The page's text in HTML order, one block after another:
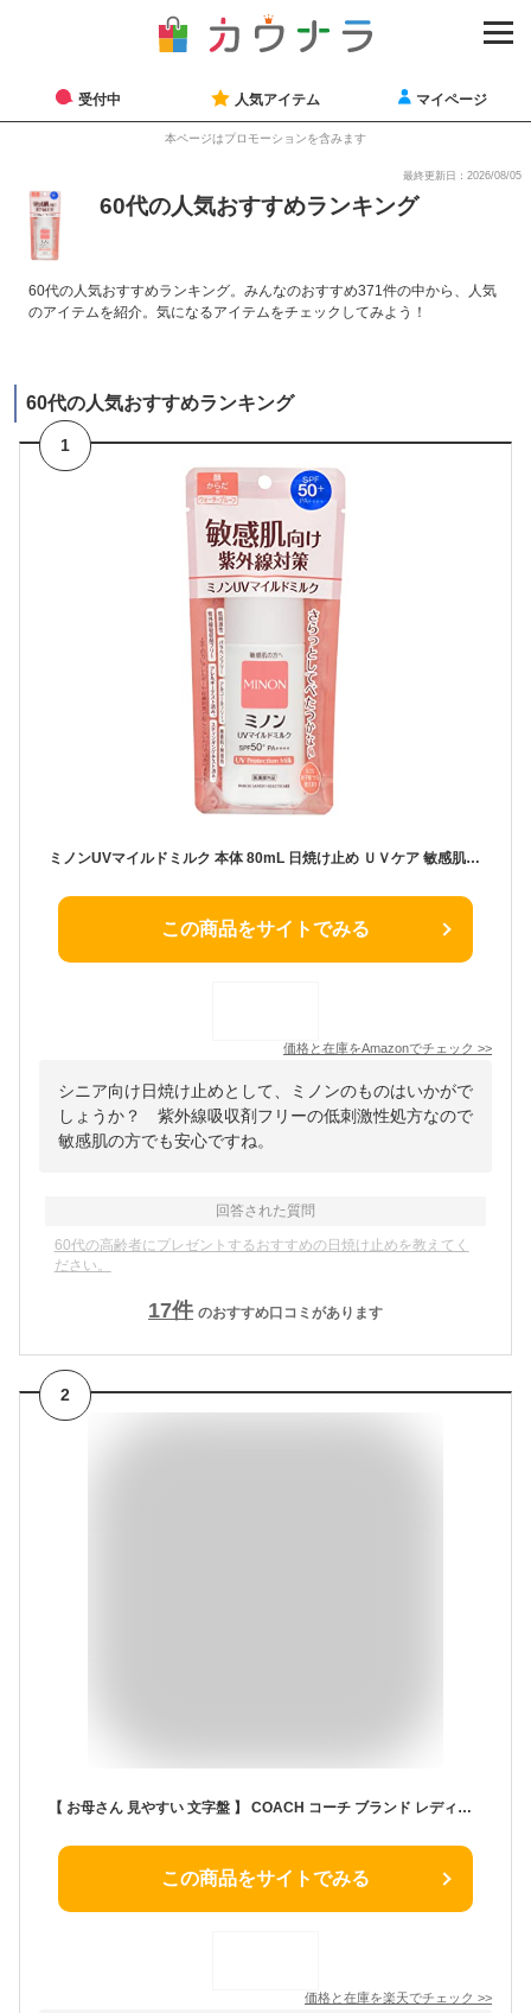
受付中 人気アイテム マイページ
本ページはプロモーションを含みます
最終更新日：2026/08/05
60代の人気おすすめランキング
60代の人気おすすめランキング。みんなのおすすめ371件の中から、人気
のアイテムを紹介。気になるアイテムをチェックしてみよう！
60代の人気おすすめランキング
1
ミノンUVマイルドミルク 本体 80mL 日焼け止め ＵＶケア 敏感肌 肌あれ防止 SPF50+ PA++++ 紫外線吸収剤フリー 低刺激性 お子さまと一緒に 【医薬部外品】
この商品をサイトでみる
価格と在庫をAmazonでチェック >>
シニア向け日焼け止めとして、ミノンのものはいかがで
しょうか？ 紫外線吸収剤フリーの低刺激性処方なので
敏感肌の方でも安心ですね。
回答された質問
60代の高齢者にプレゼントするおすすめの日焼け止めを教えてく
ださい。
17件 のおすすめ口コミがあります
2
【 お母さん 見やすい 文字盤 】 COACH コーチ ブランド レディース レディス レディース腕時計 アナログ シンプル おしゃれ かわいい 革 革ベルト レザー レザーベルト 女性 女子 大人 可愛い 大人可愛い 妻 奥さん 嫁 さん 母 母親 母の日 誕生日 プレゼント 記念日 ギフト
この商品をサイトでみる
価格と在庫を楽天でチェック >>